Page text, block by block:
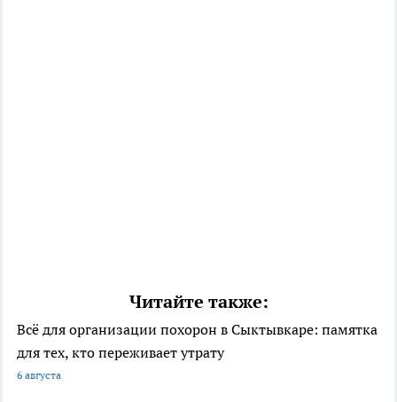
Читайте также:
Всё для организации похорон в Сыктывкаре: памятка
для тех, кто переживает утрату
6 августа